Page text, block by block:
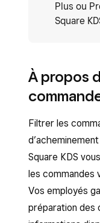
Plus ou
Square
À propos
Filtrer les
Square KDS
les commandes
Vos employés
préparation des